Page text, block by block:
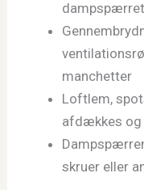
manchetter
Loftlem,
afdækkes
skruer eller